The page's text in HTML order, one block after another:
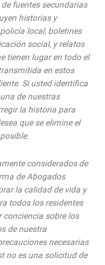
fuentes secundarias
historias y
local, boletines
social, y relatos
tienen lugar en todo el
en estos
Si usted identifica
de nuestras
la historia para
que se elimine el
considerados de
de Abogados
la calidad de vida y
todos los residentes
conciencia sobre los
de nuestra
necesarias
no es una solicitud de